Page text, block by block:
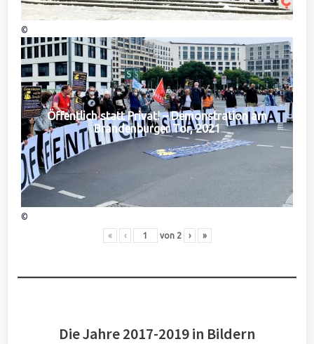
©
Öffentlich statt Privat! – Demonstration am
Brandenburger Tor, 2021
©
« ‹ von 2 › »
Die Jahre 2017-2019 in Bildern